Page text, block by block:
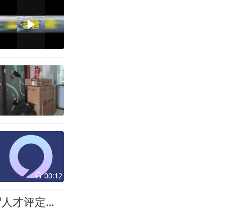
00:12
2026年泉州人才活动周南安专场 | 泉州首个！南安举办商贸人才评定管理办法政策发布会